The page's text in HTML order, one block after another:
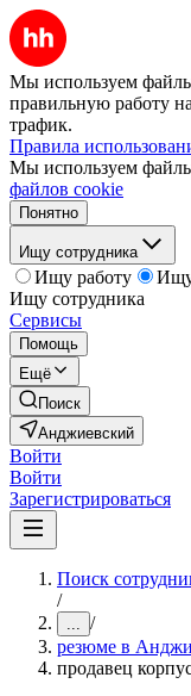
Мы используем
правильную работу
трафик.
Правила
Мы используем
файлов cookie
Понятно
Ищу сотрудника
Ищу работу
Ищу
Ищу сотрудника
Сервисы
Помощь
Ещё
Поиск
Анджиевский
Войти
Войти
Зарегистрироваться
Поиск
/
... /
резюме в
продавец